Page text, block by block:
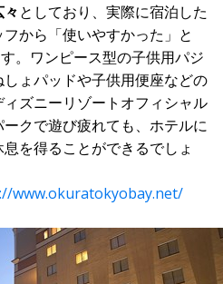
としており、実際に宿泊した
から「使いやすかった」と
。ワンピース型の子供用パジ
ょパッドや子供用便座などの
ズニーリゾートオフィシャル
クで遊び疲れても、ホテルに
を得ることができるでしょ
www.okuratokyobay.net/